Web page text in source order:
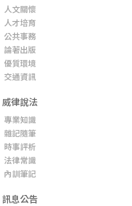
人文關懷
人才培育
公共事務
論著出版
優質環境
交通資訊
威律說法
專業知識
雜記隨筆
時事評析
法律常識
內訓筆記
訊息公告